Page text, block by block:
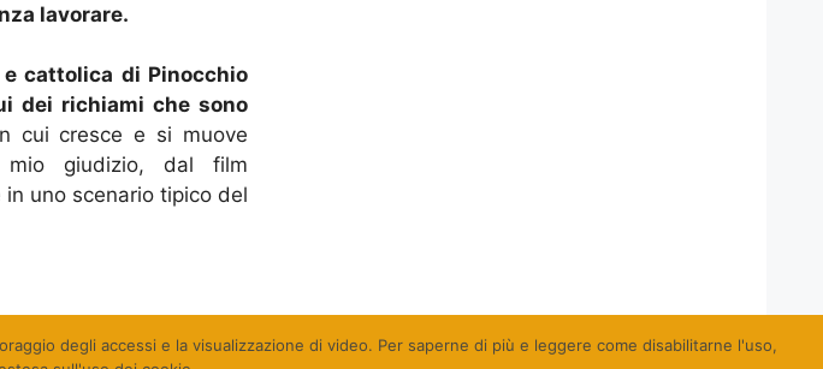
lavorare.
cattolica di Pinocchio
dei richiami che sono
cui cresce e si muove
mio giudizio, dal film
uno scenario tipico del
degli accessi e la visualizzazione di video. Per saperne di più e leggere come disabilitarne l'uso,